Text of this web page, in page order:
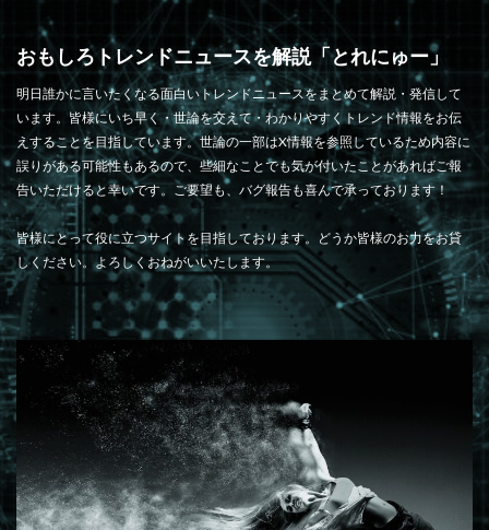
おもしろトレンドニュースを解説「とれにゅー」
明日誰かに言いたくなる面白いトレンドニュースをまとめて解説・発信して
います。皆様にいち早く・世論を交えて・わかりやすくトレンド情報をお伝
えすることを目指しています。世論の一部はX情報を参照しているため内容に
誤りがある可能性もあるので、些細なことでも気が付いたことがあればご報
告いただけると幸いです。ご要望も、バグ報告も喜んで承っております！
皆様にとって役に立つサイトを目指しております。どうか皆様のお力をお貸
しください。よろしくおねがいいたします。